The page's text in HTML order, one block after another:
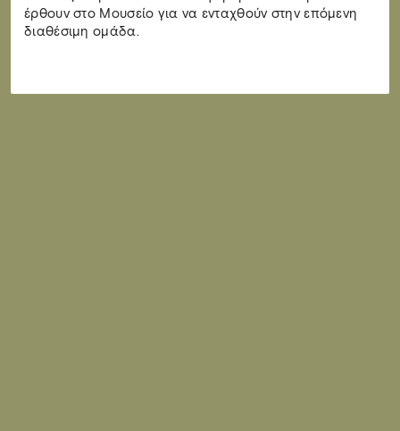
έρθουν στο Μουσείο για να ενταχθούν στην επόμενη
διαθέσιμη ομάδα.